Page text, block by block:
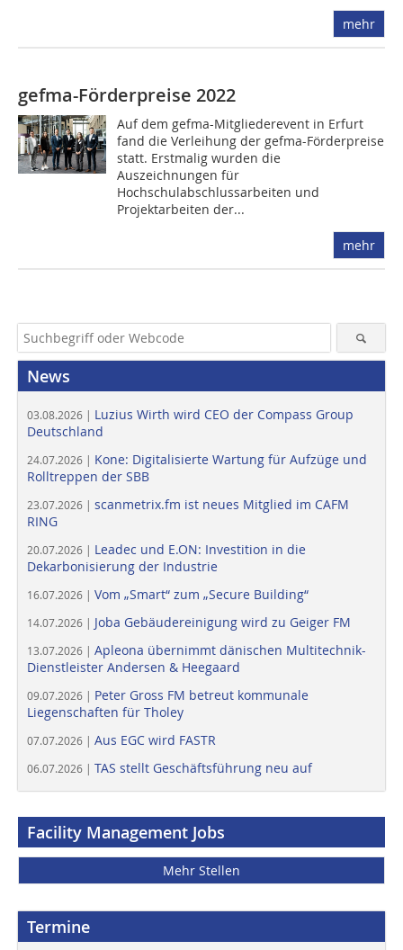
mehr
gefma-Förderpreise 2022
Auf dem gefma-Mitgliederevent in Erfurt
fand die Verleihung der gefma-Förderpreise
statt. Erstmalig wurden die
Auszeichnungen für
Hochschulabschlussarbeiten und
Projektarbeiten der...
mehr
News
03.08.2026 | Luzius Wirth wird CEO der Compass Group
Deutschland
24.07.2026 | Kone: Digitalisierte Wartung für Aufzüge und
Rolltreppen der SBB
23.07.2026 | scanmetrix.fm ist neues Mitglied im CAFM
RING
20.07.2026 | Leadec und E.ON: Investition in die
Dekarbonisierung der Industrie
16.07.2026 | Vom „Smart“ zum „Secure Building“
14.07.2026 | Joba Gebäudereinigung wird zu Geiger FM
13.07.2026 | Apleona übernimmt dänischen Multitechnik-
Dienstleister Andersen & Heegaard
09.07.2026 | Peter Gross FM betreut kommunale
Liegenschaften für Tholey
07.07.2026 | Aus EGC wird FASTR
06.07.2026 | TAS stellt Geschäftsführung neu auf
Facility Management Jobs
Mehr Stellen
Termine